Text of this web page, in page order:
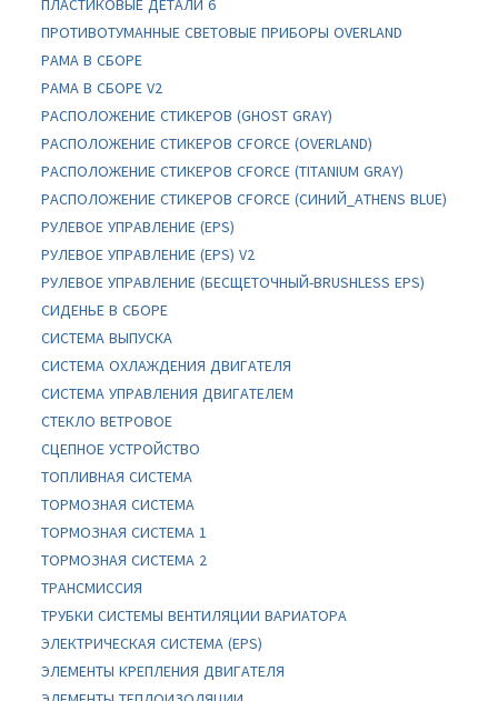
ПЛАСТИКОВЫЕ ДЕТАЛИ 6
ПРОТИВОТУМАННЫЕ СВЕТОВЫЕ ПРИБОРЫ OVERLAND
РАМА В СБОРЕ
РАМА В СБОРЕ V2
РАСПОЛОЖЕНИЕ СТИКЕРОВ (GHOST GRAY)
РАСПОЛОЖЕНИЕ СТИКЕРОВ CFORCE (OVERLAND)
РАСПОЛОЖЕНИЕ СТИКЕРОВ CFORCE (TITANIUM GRAY)
РАСПОЛОЖЕНИЕ СТИКЕРОВ CFORCE (СИНИЙ_ATHENS BLUE)
РУЛЕВОЕ УПРАВЛЕНИЕ (EPS)
РУЛЕВОЕ УПРАВЛЕНИЕ (EPS) V2
РУЛЕВОЕ УПРАВЛЕНИЕ (БЕСЩЕТОЧНЫЙ-BRUSHLESS EPS)
СИДЕНЬЕ В СБОРЕ
СИСТЕМА ВЫПУСКА
СИСТЕМА ОХЛАЖДЕНИЯ ДВИГАТЕЛЯ
СИСТЕМА УПРАВЛЕНИЯ ДВИГАТЕЛЕМ
СТЕКЛО ВЕТРОВОЕ
СЦЕПНОЕ УСТРОЙСТВО
ТОПЛИВНАЯ СИСТЕМА
ТОРМОЗНАЯ СИСТЕМА
ТОРМОЗНАЯ СИСТЕМА 1
ТОРМОЗНАЯ СИСТЕМА 2
ТРАНСМИССИЯ
ТРУБКИ СИСТЕМЫ ВЕНТИЛЯЦИИ ВАРИАТОРА
ЭЛЕКТРИЧЕСКАЯ СИСТЕМА (EPS)
ЭЛЕМЕНТЫ КРЕПЛЕНИЯ ДВИГАТЕЛЯ